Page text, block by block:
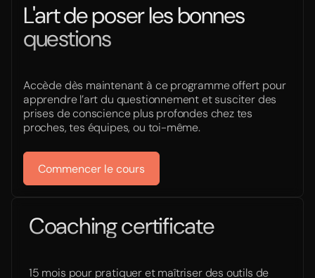
L'art de poser les bonnes
questions
Accède dès maintenant à ce programme offert pour
apprendre l’art du questionnement et susciter des
prises de conscience plus profondes chez tes
proches, tes équipes, ou toi-même.
Commencer le cours
Coaching certificate
15 mois pour pratiquer et maîtriser des outils de